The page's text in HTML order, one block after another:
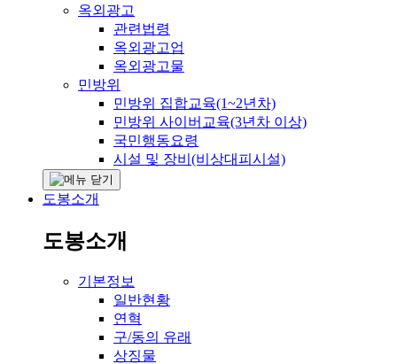
옥외광고
관련법령
옥외광고업
옥외광고물
민방위
민방위 집합교육(1~2년차)
민방위 사이버교육(3년차 이상)
국민행동요령
시설 및 장비(비상대피시설)
도봉소개
도봉소개
기본정보
일반현황
연혁
구/동의 유래
상징물